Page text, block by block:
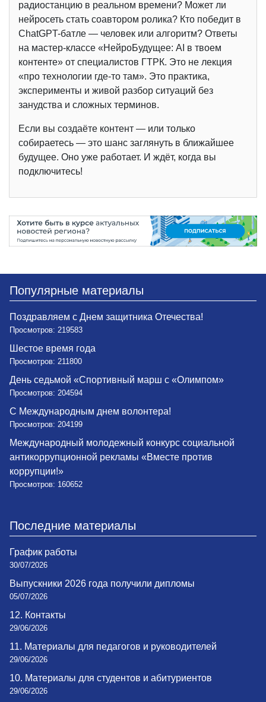
радиостанцию в реальном времени? Может ли
нейросеть стать соавтором ролика? Кто победит в
ChatGPT-батле — человек или алгоритм? Ответы
на мастер-классе «НейроБудущее: AI в твоем
контенте» от специалистов ГТРК. Это не лекция
«про технологии где-то там». Это практика,
эксперименты и живой разбор ситуаций без
занудства и сложных терминов.
Если вы создаёте контент — или только
собираетесь — это шанс заглянуть в ближайшее
будущее. Оно уже работает. И ждёт, когда вы
подключитесь!
Популярные материалы
Поздравляем с Днем защитника Отечества!
Просмотров: 219583
Шестое время года
Просмотров: 211800
День седьмой «Спортивный марш с «Олимпом»
Просмотров: 204594
С Международным днем волонтера!
Просмотров: 204199
Международный молодежный конкурс социальной
антикоррупционной рекламы «Вместе против
коррупции!»
Просмотров: 160652
Последние материалы
График работы
30/07/2026
Выпускники 2026 года получили дипломы
05/07/2026
12. Контакты
29/06/2026
11. Материалы для педагогов и руководителей
29/06/2026
10. Материалы для студентов и абитуриентов
29/06/2026